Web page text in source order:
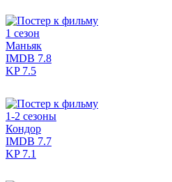
1 сезон
Маньяк
IMDB 7.8
KP7.5
1-2 сезоны
Кондор
IMDB 7.7
KP7.1